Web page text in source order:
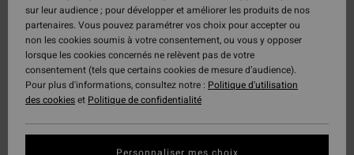
sur leur audience ; pour développer et améliorer les produits de nos
partenaires. Vous pouvez paramétrer vos choix pour accepter ou
non les cookies soumis à votre consentement, ou vous y opposer
lorsque les cookies concernés ne relèvent pas de votre
consentement (tels que certains cookies de mesure d’audience).
Pour plus d'informations, consultez notre : Politique d'utilisation
des cookieset Politique de confidentialité